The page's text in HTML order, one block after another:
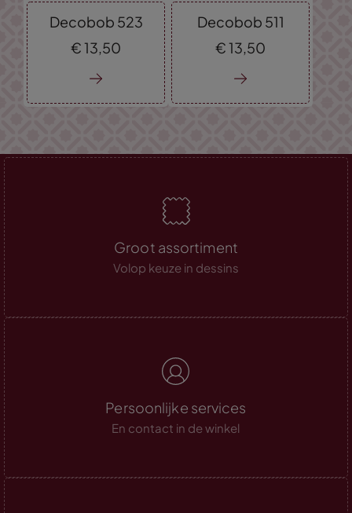
Decobob 523
€13, 50
Decobob 511
€13, 50
Groot assortiment
Volop keuze in dessins
Persoonlijke services
En contact in de winkel